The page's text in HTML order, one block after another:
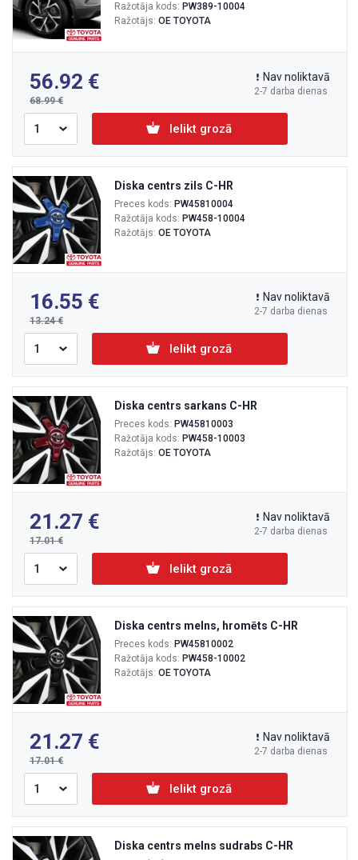
Ražotāja kods: PW389-10004
Ražotājs: OE TOYOTA
56.92
68.99
2-7 darba dienas
Nav noliktavā
Ielikt grozā
Diska centrs zils C-HR
Preces kods: PW45810004
Ražotāja kods: PW458-10004
Ražotājs: OE TOYOTA
16.55
13.24
2-7 darba dienas
Nav noliktavā
Ielikt grozā
Diska centrs sarkans C-HR
Preces kods: PW45810003
Ražotāja kods: PW458-10003
Ražotājs: OE TOYOTA
21.27
17.01
2-7 darba dienas
Nav noliktavā
Ielikt grozā
Diska centrs melns, hromēts C-HR
Preces kods: PW45810002
Ražotāja kods: PW458-10002
Ražotājs: OE TOYOTA
21.27
17.01
2-7 darba dienas
Nav noliktavā
Ielikt grozā
Diska centrs melns sudrabs C-HR